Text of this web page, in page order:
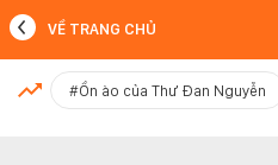
MỚI NHẤT
VỀ TRANG CHỦ
#Ồn ào của Thư Đan Nguyễn